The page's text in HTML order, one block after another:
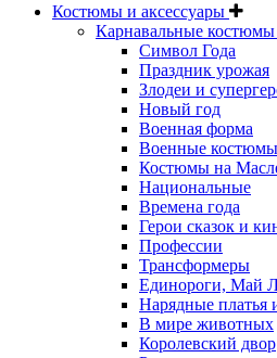
Костюмы и аксессуары
Карнавальные костюмы
Символ Года
Праздник урожая
Злодеи и
Новый год
Военная форма
Военные костюмы
Костюмы на
Национальные
Времена года
Герои сказок и
Профессии
Трансформеры
Единороги, Май
Нарядные платья
В мире животных
Королевский двор